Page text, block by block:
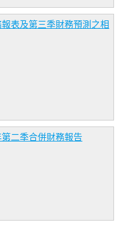
表及第三季財務預測之相
二季合併財務報告